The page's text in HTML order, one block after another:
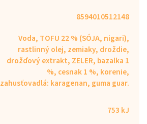
8594010512148
Voda, TOFU 22 % (SÓJA, nigari),
rastlinný olej, zemiaky, droždie,
drožďový extrakt, ZELER, bazalka 1
%, cesnak 1 %, korenie,
zahusťovadlá: karagenan, guma guar.
753 kJ